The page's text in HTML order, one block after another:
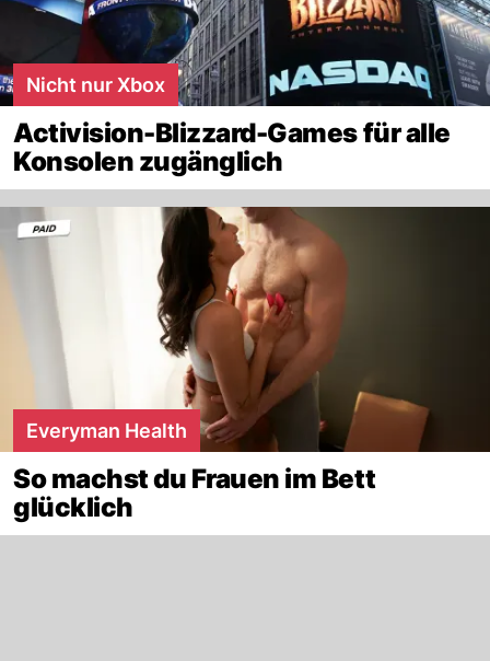
Nicht nur Xbox
Activision-Blizzard-Games für alle
Konsolen zugänglich
Everyman Health
So machst du Frauen im Bett
glücklich